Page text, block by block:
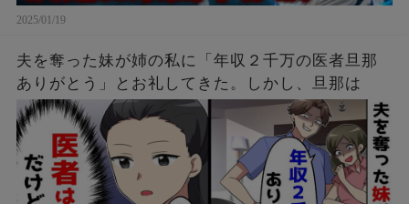
2025/01/19
夫を奪った妹が姉の私に「年収２千万の医者旦那
ありがとう」とお礼してきた。しかし、旦那は